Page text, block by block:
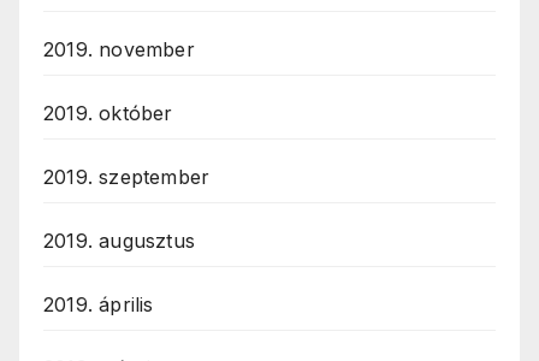
2019. november
2019. október
2019. szeptember
2019. augusztus
2019. április